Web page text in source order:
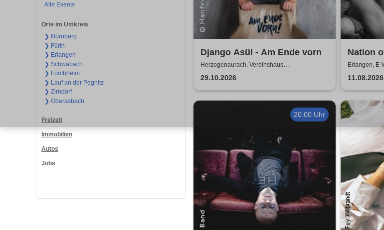
Alle Events
Orte im Umkreis
❯ Nürnberg
❯ Fürth
❯ Erlangen
❯ Schwabach
❯ Forchheim
❯ Lauf an der Pegnitz
❯ Zirndorf
❯ Oberasbach
Freizeit
Immobilien
Autos
Jobs
Django Asül - Am Ende vorn
Herzogenaurach, Vereinshaus
Herzogenaurach
29.10.2026
Nation
Erlangen, E-
11.08.2026
20:00 Uhr